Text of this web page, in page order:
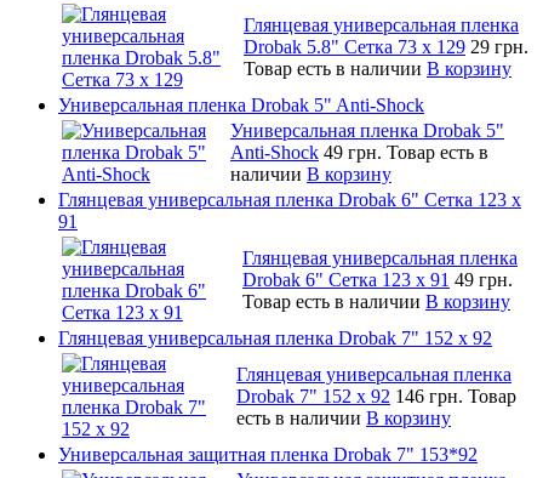
Глянцевая универсальная пленка
Drobak 5.8" Сетка 73 x 129 29 грн.
Товар есть в наличии В корзину
Универсальная пленка Drobak 5" Anti-Shock
Универсальная пленка Drobak 5"
Anti-Shock 49 грн. Товар есть в
наличии В корзину
Глянцевая универсальная пленка Drobak 6" Сетка 123 х
91
Глянцевая универсальная пленка
Drobak 6" Сетка 123 х 91 49 грн.
Товар есть в наличии В корзину
Глянцевая универсальная пленка Drobak 7" 152 x 92
Глянцевая универсальная пленка
Drobak 7" 152 x 92 146 грн. Товар
есть в наличии В корзину
Универсальная защитная пленка Drobak 7" 153*92